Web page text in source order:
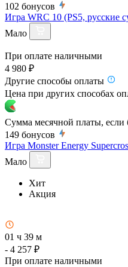
102 бонусов
Игра WRC 10 (PS5, русские
Мало
При оплате наличными
4 980 ₽
Другие способы оплаты
Цена при других способах
Сумма месячной платы, если
149 бонусов
Игра Monster Energy
Мало
Хит
Акция
01 ч 39 м
- 4 257 ₽
При оплате наличными